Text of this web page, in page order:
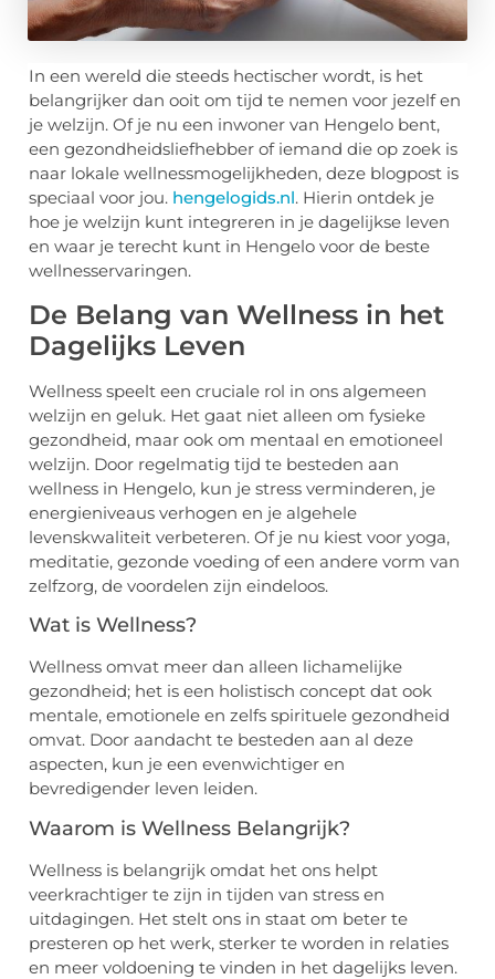
In een wereld die steeds hectischer wordt, is het
belangrijker dan ooit om tijd te nemen voor jezelf en
je welzijn. Of je nu een inwoner van Hengelo bent,
een gezondheidsliefhebber of iemand die op zoek is
naar lokale wellnessmogelijkheden, deze blogpost is
speciaal voor jou. hengelogids.nl. Hierin ontdek je
hoe je welzijn kunt integreren in je dagelijkse leven
en waar je terecht kunt in Hengelo voor de beste
wellnesservaringen.
De Belang van Wellness in het
Dagelijks Leven
Wellness speelt een cruciale rol in ons algemeen
welzijn en geluk. Het gaat niet alleen om fysieke
gezondheid, maar ook om mentaal en emotioneel
welzijn. Door regelmatig tijd te besteden aan
wellness in Hengelo, kun je stress verminderen, je
energieniveaus verhogen en je algehele
levenskwaliteit verbeteren. Of je nu kiest voor yoga,
meditatie, gezonde voeding of een andere vorm van
zelfzorg, de voordelen zijn eindeloos.
Wat is Wellness?
Wellness omvat meer dan alleen lichamelijke
gezondheid; het is een holistisch concept dat ook
mentale, emotionele en zelfs spirituele gezondheid
omvat. Door aandacht te besteden aan al deze
aspecten, kun je een evenwichtiger en
bevredigender leven leiden.
Waarom is Wellness Belangrijk?
Wellness is belangrijk omdat het ons helpt
veerkrachtiger te zijn in tijden van stress en
uitdagingen. Het stelt ons in staat om beter te
presteren op het werk, sterker te worden in relaties
en meer voldoening te vinden in het dagelijks leven.